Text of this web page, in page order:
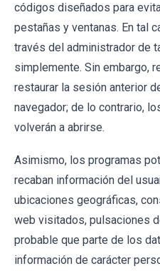
códigos diseñados para
pestañas y ventanas. En tal
través del administrador de
simplemente. Sin embargo,
restaurar la sesión anterior
navegador; de lo contrario,
volverán a abrirse.
Asimismo, los programas
recaban información del
ubicaciones geográficas,
web visitados, pulsaciones
probable que parte de los
información de carácter